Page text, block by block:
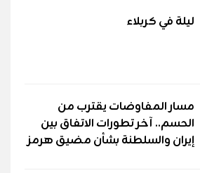
ليلة في كربلاء
مسار المفاوضات يقترب من
الحسم.. آخر تطورات الاتفاق بين
إيران والسلطنة بشأن مضيق هرمز